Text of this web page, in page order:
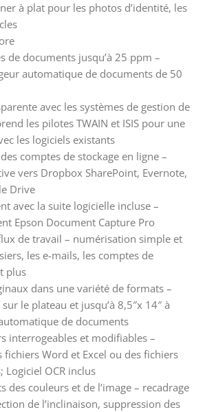
à plat pour les photos d’identité, les
de documents jusqu’à 25 ppm –
automatique de documents de 50
avec les systèmes de gestion de
les pilotes TWAIN et ISIS pour une
les logiciels existants
comptes de stockage en ligne –
vers Dropbox SharePoint, Evernote,
Drive
avec la suite logicielle incluse –
Epson Document Capture Pro
de travail – numérisation simple et
les e-mails, les comptes de
plus
dans une variété de formats –
sur le plateau et jusqu’à 8,5″x 14″ à
de documents
interrogeables et modifiables –
fichiers Word et Excel ou des fichiers
Logiciel OCR inclus
des couleurs et de l’image – recadrage
de l’inclinaison, suppression des